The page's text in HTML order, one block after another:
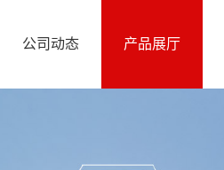
公司动态 产品展厅